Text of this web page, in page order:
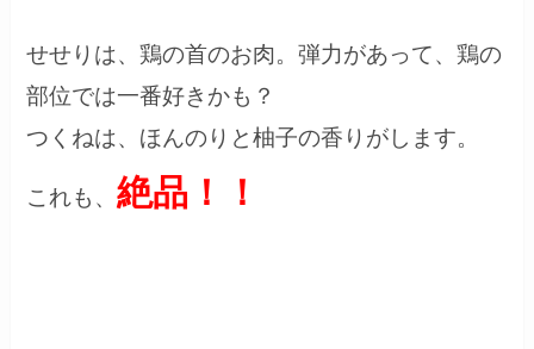
せせりは、鶏の首のお肉。弾力があって、鶏の
部位では一番好きかも？
つくねは、ほんのりと柚子の香りがします。
これも、絶品！！